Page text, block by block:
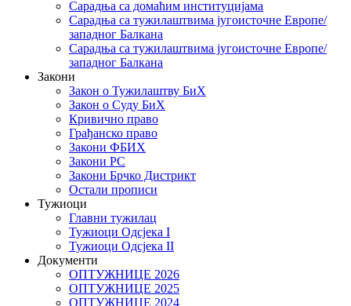
Сарадња са домаћим институцијама
Сарадња са тужилаштвима југоисточне Европе/
западног Балкана
Сарадња са тужилаштвима југоисточне Европе/
западног Балкана
Закони
Закон о Тужилаштву БиХ
Закон о Суду БиХ
Кривично право
Грађанско право
Закони ФБИХ
Закони РС
Закони Брчко Дистрикт
Остали прописи
Тужиоци
Главни тужилац
Тужиоци Oдсјекa I
Тужиоци Oдсјекa II
Документи
ОПТУЖНИЦЕ 2026
ОПТУЖНИЦЕ 2025
ОПТУЖНИЦЕ 2024